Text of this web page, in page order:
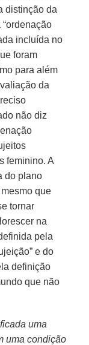
distinção da
“ordenação
incluída no
foram
para além
da
não diz
feminino. A
do plano
que
tornar
na
pela
e do
definição
que não
uma
uma condição